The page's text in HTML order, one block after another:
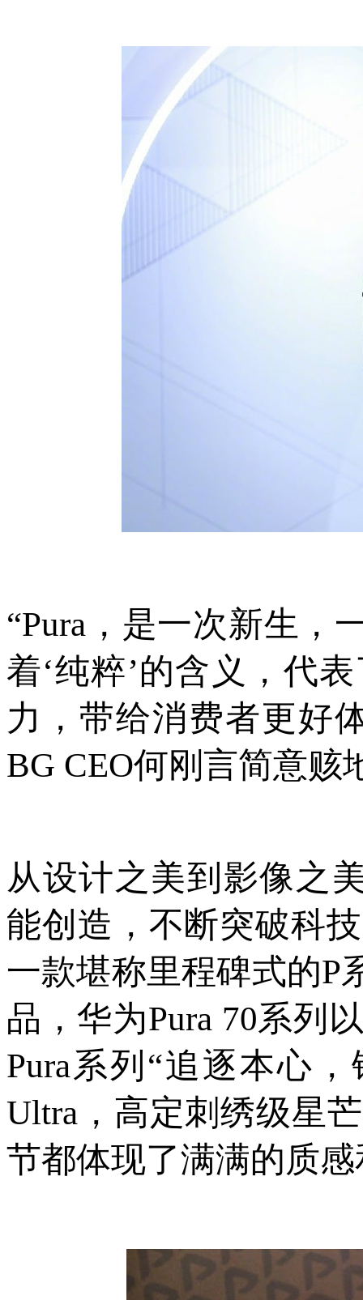
“Pura，是一次新生，
着‘纯粹’的含义，代
力，带给消费者更好
BG CEO何刚言简意赅
从设计之美到影像之
能创造，不断突破科
一款堪称里程碑式的P
品，华为Pura 70系列
Pura系列“追逐本心
Ultra，高定刺绣级星
节都体现了满满的质